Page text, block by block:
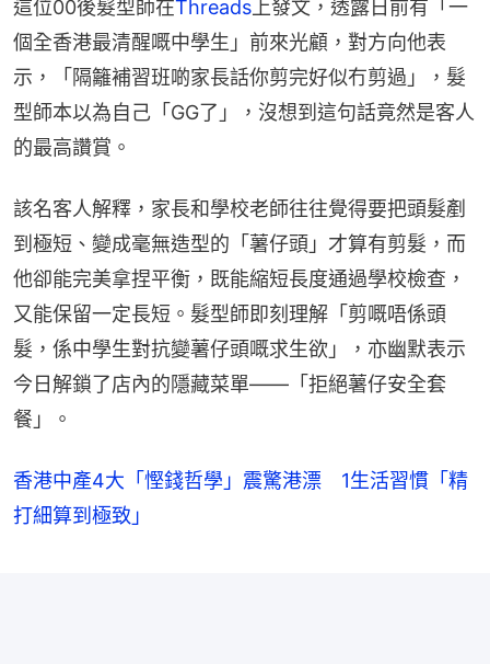
這位00後髮型師在Threads上發文，透露日前有「一
個全香港最清醒嘅中學生」前來光顧，對方向他表
示，「隔籬補習班啲家長話你剪完好似冇剪過」，髮
型師本以為自己「GG了」，沒想到這句話竟然是客人
的最高讚賞。
該名客人解釋，家長和學校老師往往覺得要把頭髮剷
到極短、變成毫無造型的「薯仔頭」才算有剪髮，而
他卻能完美拿捏平衡，既能縮短長度通過學校檢查，
又能保留一定長短。髮型師即刻理解「剪嘅唔係頭
髮，係中學生對抗變薯仔頭嘅求生欲」，亦幽默表示
今日解鎖了店內的隱藏菜單——「拒絕薯仔安全套
餐」。
香港中產4大「慳錢哲學」震驚港漂 1生活習慣「精
打細算到極致」